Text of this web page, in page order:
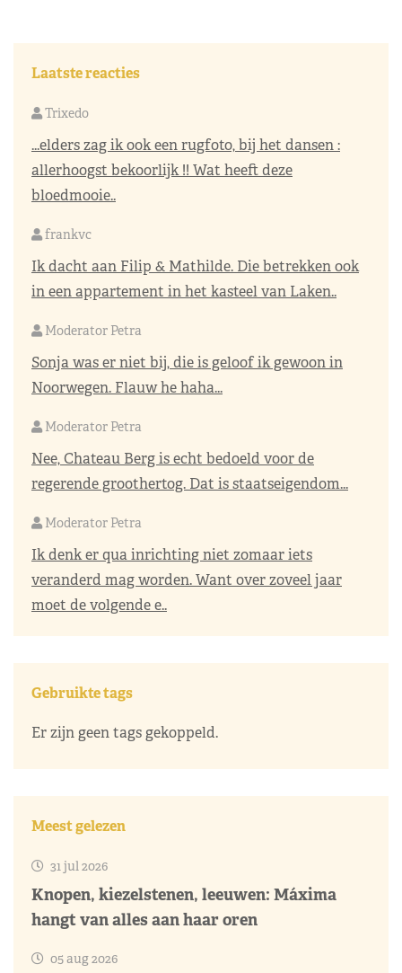
Laatste reacties
Trixedo
...elders zag ik ook een rugfoto, bij het dansen :
allerhoogst bekoorlijk !! Wat heeft deze
bloedmooie..
frankvc
Ik dacht aan Filip & Mathilde. Die betrekken ook
in een appartement in het kasteel van Laken..
Moderator Petra
Sonja was er niet bij, die is geloof ik gewoon in
Noorwegen. Flauw he haha...
Moderator Petra
Nee, Chateau Berg is echt bedoeld voor de
regerende groothertog. Dat is staatseigendom...
Moderator Petra
Ik denk er qua inrichting niet zomaar iets
veranderd mag worden. Want over zoveel jaar
moet de volgende e..
Gebruikte tags
Er zijn geen tags gekoppeld.
Meest gelezen
31 jul 2026
Knopen, kiezelstenen, leeuwen: Máxima
hangt van alles aan haar oren
05 aug 2026